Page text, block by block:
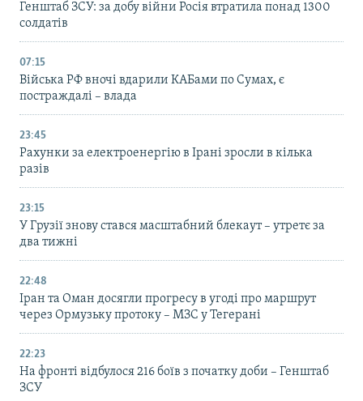
Генштаб ЗСУ: за добу війни Росія втратила понад 1300
солдатів
07:15
Війська РФ вночі вдарили КАБами по Сумах, є
постраждалі – влада
23:45
Рахунки за електроенергію в Ірані зросли в кілька
разів
23:15
У Грузії знову стався масштабний блекаут – утретє за
два тижні
22:48
Іран та Оман досягли прогресу в угоді про маршрут
через Ормузьку протоку – МЗС у Тегерані
22:23
На фронті відбулося 216 боїв з початку доби – Генштаб
ЗСУ